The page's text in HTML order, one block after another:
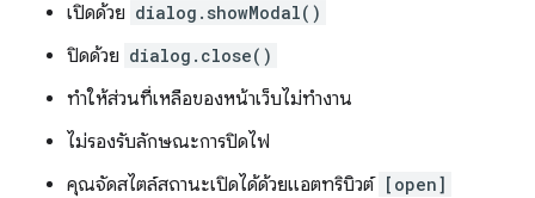
เปิดด้วย dialog.showModal()
ปิดด้วย dialog.close()
ทำให้ส่วนที่เหลือของหน้าเว็บไม่ทำงาน
ไม่รองรับลักษณะการปิดไฟ
คุณจัดสไตล์สถานะเปิดได้ด้วยแอตทริบิวต์ [open]